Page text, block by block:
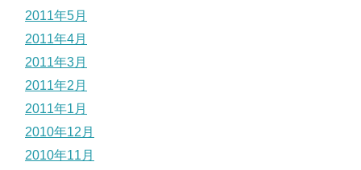
2011年5月
2011年4月
2011年3月
2011年2月
2011年1月
2010年12月
2010年11月